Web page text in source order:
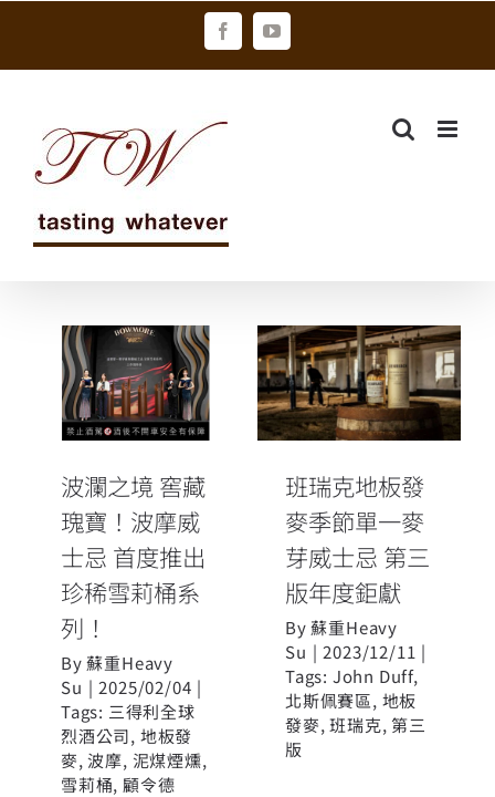
FacebookYouTube
波瀾之境 窖藏
瑰寶！波摩威
士忌 首度推出
珍稀雪莉桶系
列！
波瀾之境 窖藏
瑰寶！波摩威
士忌 首度推出
珍稀雪莉桶系
列！
By蘇重Heavy
Su | 2025/02/04 |
Tags: 三得利全球
烈酒公司, 地板發
麥,波摩, 泥煤煙燻,
雪莉桶, 顧令德
班瑞克地板發
麥季節單一麥
芽威士忌 第三
班瑞克地板發
麥季節單一麥
芽威士忌 第三
版年度鉅獻
By蘇重Heavy
Su | 2023/12/11 |
Tags: John Duff,
北斯佩賽區, 地板
發麥,班瑞克, 第三
版